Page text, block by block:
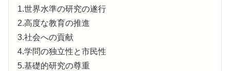
1.世界水準の研究の遂行
2.高度な教育の推進
3.社会への貢献
4.学問の独立性と市民性
5.基礎的研究の尊重